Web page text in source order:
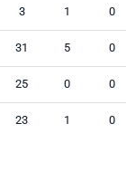
3 1 0
31 5 0
25 0 0
23 1 0